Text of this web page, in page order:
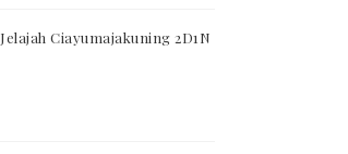
Jelajah Ciayumajakuning 2D1N